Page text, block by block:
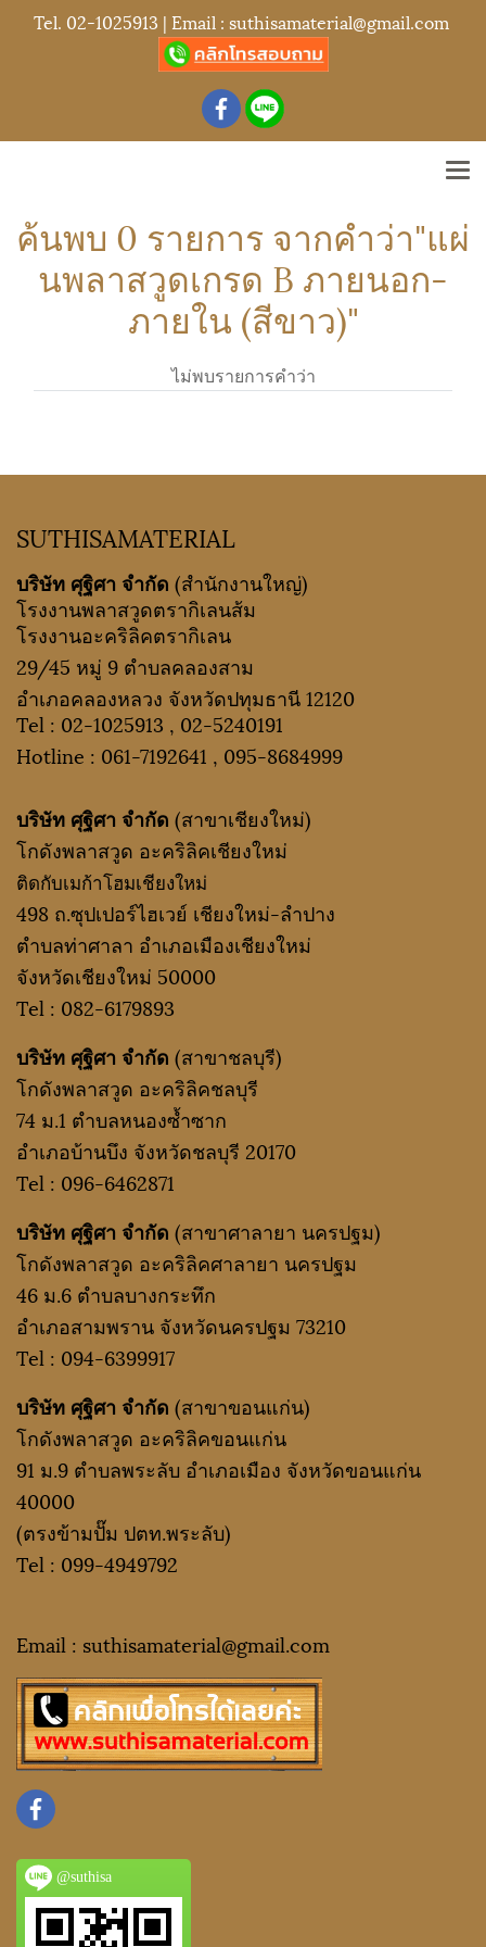
Tel. 02-1025913 | Email : suthisamaterial@gmail.com
ค้นพบ 0 รายการ จากคำว่า"แผ่
นพลาสวูดเกรด B ภายนอก-
ภายใน (สีขาว)"
ไม่พบรายการคำว่า
SUTHISAMATERIAL
บริษัท ศุฐิศา จำกัด (สำนักงานใหญ่)
โรงงานพลาสวูดตรากิเลนส้ม
โรงงานอะคริลิคตรากิเลน
29/45 หมู่ 9 ตำบลคลองสาม
อำเภอคลองหลวง จังหวัดปทุมธานี 12120
Tel : 02-1025913 , 02-5240191
Hotline : 061-7192641 , 095-8684999
บริษัท ศุฐิศา จำกัด (สาขาเชียงใหม่)
โกดังพลาสวูด อะคริลิคเชียงใหม่
ติดกับเมก้าโฮมเชียงใหม่
498 ถ.ซุปเปอร์ไฮเวย์ เชียงใหม่-ลำปาง
ตำบลท่าศาลา อำเภอเมืองเชียงใหม่
จังหวัดเชียงใหม่ 50000
Tel : 082-6179893
บริษัท ศุฐิศา จำกัด (สาขาชลบุรี)
โกดังพลาสวูด อะคริลิคชลบุรี
74 ม.1 ตำบลหนองซ้ำซาก
อำเภอบ้านบึง จังหวัดชลบุรี 20170
Tel : 096-6462871
บริษัท ศุฐิศา จำกัด (สาขาศาลายา นครปฐม)
โกดังพลาสวูด อะคริลิคศาลายา นครปฐม
46 ม.6 ตำบลบางกระทึก
อำเภอสามพราน จังหวัดนครปฐม 73210
Tel : 094-6399917
บริษัท ศุฐิศา จำกัด (สาขาขอนแก่น)
โกดังพลาสวูด อะคริลิคขอนแก่น
91 ม.9 ตำบลพระลับ อำเภอเมือง จังหวัดขอนแก่น
40000
(ตรงข้ามปั๊ม ปตท.พระลับ)
Tel : 099-4949792
Email : suthisamaterial@gmail.com
@suthisa